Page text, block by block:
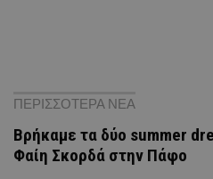
ΠΕΡΙΣΣΟΤΕΡΑ ΝΕΑ
Βρήκαμε τα δύο summer
Φαίη Σκορδά στην Πάφο